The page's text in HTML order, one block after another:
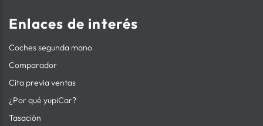
Enlaces de interés
Coches segunda mano
Comparador
Cita previa ventas
¿Por qué yupiCar?
Tasación